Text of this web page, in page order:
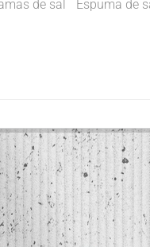
de sal Espuma de